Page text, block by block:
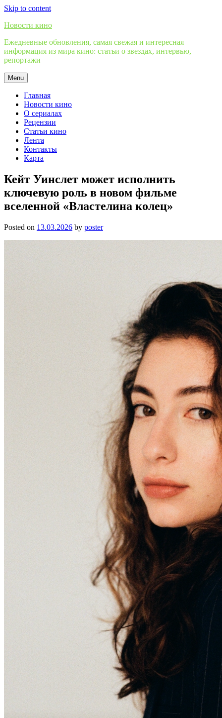
Skip to content
Новости кино
Ежедневные обновления, самая свежая и интересная
информация из мира кино: статьи о звездах, интервью,
репортажи
Menu
Главная
Новости кино
О сериалах
Рецензии
Статьи кино
Лента
Контакты
Карта
Кейт Уинслет может исполнить
ключевую роль в новом фильме
вселенной «Властелина колец»
Posted on 13.03.2026 by poster